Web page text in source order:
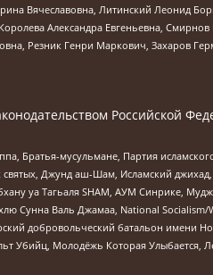
Вячеславовна, Литинский Леонид
Александра Евгеньевна, Смирнов
Резник Генри Маркович, Захаров
Российской
Братья-мусульмане, Партия
Джунд аш-Шам, Исламский джихад,
уа Тагьаля SHAM, АУМ Синрике,
Сунна Валь Джамаа, National Socialism/
добровольческий батальон имени
Убийц, Молодёжь Которая Улыбается,